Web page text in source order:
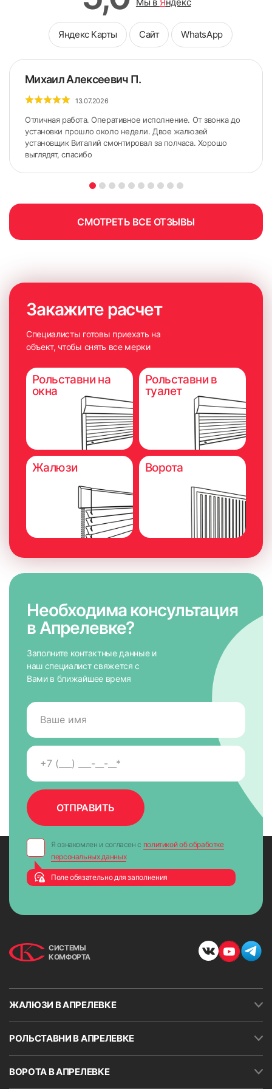
5. По сделанным ранее меткам приложить карниз.
точного горизонтального расположения карниза.
6. Плотно прижать карниз на 5-10 секунд для максимально
надёжного приклеивания.
7. На направляющих снять защитную пленку для скотча,
приложить к окну и крепко прижать по всей высоте на 5-
10 сек. для максимально надежного крепления.
8. Опустить ткань до нижнего уровня и закрепить
Мы в Яндекс
Яндекс Карты Сайт WhatsApp
Михаил Алексеевич П.
13.07.2026
Отличная работа. Оперативное исполнение. От звонка до
установки прошло около недели. Двое жалюзей
установщик Виталий смонтировал за полчаса. Хорошо
выглядят, спасибо
СМОТРЕТЬ ВСЕ ОТЗЫВЫ
Закажите расчет
Специалисты готовы приехать на
объект, чтобы снять все мерки
Рольставни на
окна
Рольставни в
туалет
Жалюзи Ворота
Необходима консультация
в Апрелевке?
Заполните контактные данные и
наш специалист свяжется с
Вами в ближайшее время
Я ознакомлен и согласен с политикой об обработке
персональных данных
Поле обязательно для заполнения
СИСТЕМЫ
КОМФОРТА
ЖАЛЮЗИ В АПРЕЛЕВКЕ
РОЛЬСТАВНИ В АПРЕЛЕВКЕ
ВОРОТА В АПРЕЛЕВКЕ